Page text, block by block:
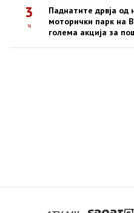
3
ч
Паднатите дрвја од
моторички парк на
голема акција за